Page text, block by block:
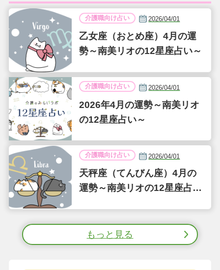
介護職向け占い 2026/04/01
乙女座（おとめ座）4月の運
勢～南美リオの12星座占い～
介護職向け占い 2026/04/01
2026年4月の運勢～南美リオ
の12星座占い～
介護職向け占い 2026/04/01
天秤座（てんびん座）4月の
運勢～南美リオの12星座占い
もっと見る